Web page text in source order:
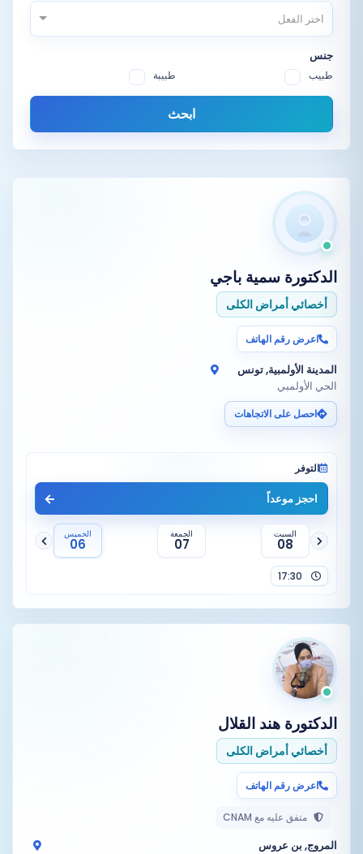
اختر الفعل
جنس
طبيب طبيبة
ابحث
الدكتورة سمية باجي
أخصائي أمراض الكلى
اعرض رقم الهاتف
المدينة الأولمبية, تونس
الحي الأولمبي
احصل على الاتجاهات
التوفر
احجز موعداً
السبت
08
الجمعة
07
الخميس
06
الدكتورة هند القلال
أخصائي أمراض الكلى
اعرض رقم الهاتف
متفق عليه مع CNAM
المروج, بن عروس